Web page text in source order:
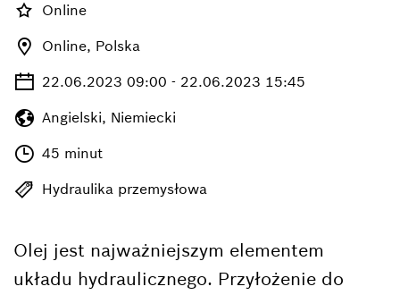
Online
Online, Polska
22.06.2023 09:00 - 22.06.2023 15:45
Angielski, Niemiecki
45 minut
Hydraulika przemysłowa
Olej jest najważniejszym elementem
układu hydraulicznego. Przyłożenie do